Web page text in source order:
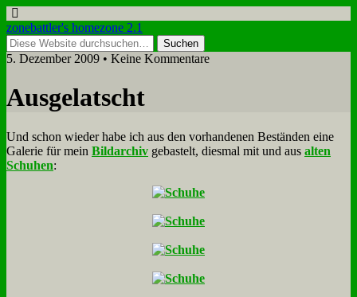
zonebattler's homezone 2.1
5. Dezember 2009 • Keine Kommentare
Aus­ge­latscht
Und schon wie­der ha­be ich aus den vor­han­de­nen Be­stän­den ei­ne
Ga­le­rie für mein Bild­ar­chiv ge­ba­stelt, dies­mal mit und aus al­ten
Schu­hen: